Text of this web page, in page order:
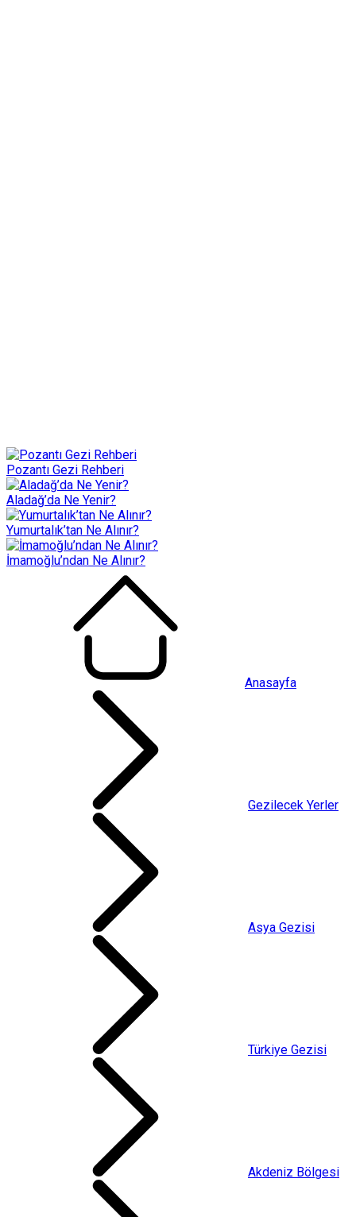
Pozantı Gezi Rehberi
Aladağ’da Ne Yenir?
Yumurtalık’tan Ne Alınır?
İmamoğlu’ndan Ne Alınır?
Anasayfa
Gezilecek Yerler
Asya Gezisi
Türkiye Gezisi
Akdeniz Bölgesi